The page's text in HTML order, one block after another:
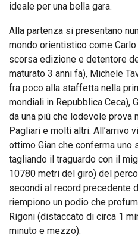
ideale per una bella gara.
Alla partenza si presentano
mondo orientistico come
scorsa edizione e detentore
maturato 3 anni fa), Michele
fra poco alla staffetta nella
mondiali in Repubblica Ceca),
da una più che lodevole prova
Pagliari e molti altri. All’arrivo
ottimo Gian che conferma
tagliando il traguardo con il
10780 metri del giro) del
secondi al record precedente
riempiono un podio che
Rigoni (distaccato di circa 1
minuto e mezzo).